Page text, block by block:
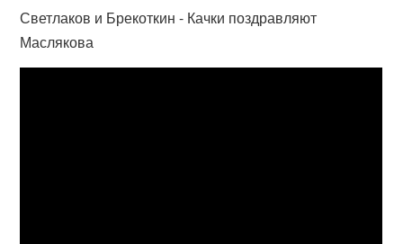
Светлаков и Брекоткин - Качки поздравляют
Маслякова